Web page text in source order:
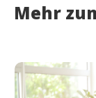
Mehr